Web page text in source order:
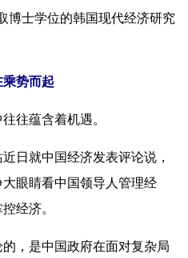
博士学位的韩国现代经济研究
势而起
往蕴含着机遇。
就中国经济发表评论说，
眼睛看中国领导人管理经
经济。
，是中国政府在面对复杂局